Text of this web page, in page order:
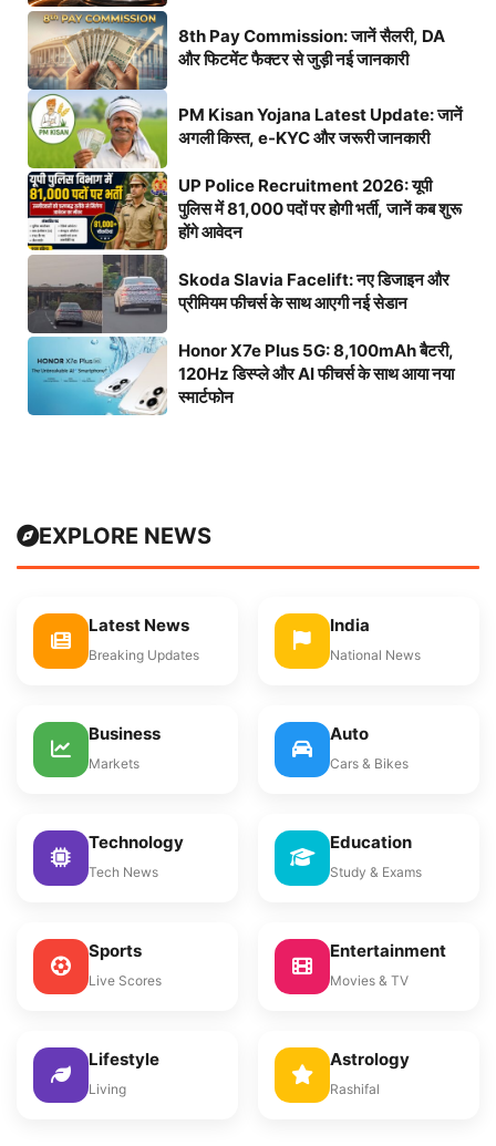
8th Pay Commission: जानें सैलरी, DA
और फिटमेंट फैक्टर से जुड़ी नई जानकारी
PM Kisan Yojana Latest Update: जानें
अगली किस्त, e-KYC और जरूरी जानकारी
UP Police Recruitment 2026: यूपी
पुलिस में 81,000 पदों पर होगी भर्ती, जानें कब शुरू
होंगे आवेदन
Skoda Slavia Facelift: नए डिजाइन और
प्रीमियम फीचर्स के साथ आएगी नई सेडान
Honor X7e Plus 5G: 8,100mAh बैटरी,
120Hz डिस्प्ले और AI फीचर्स के साथ आया नया
स्मार्टफोन
EXPLORE NEWS
Latest News
Breaking Updates
India
National News
Business
Markets
Auto
Cars & Bikes
Technology
Tech News
Education
Study & Exams
Sports
Live Scores
Entertainment
Movies & TV
Lifestyle
Living
Astrology
Rashifal